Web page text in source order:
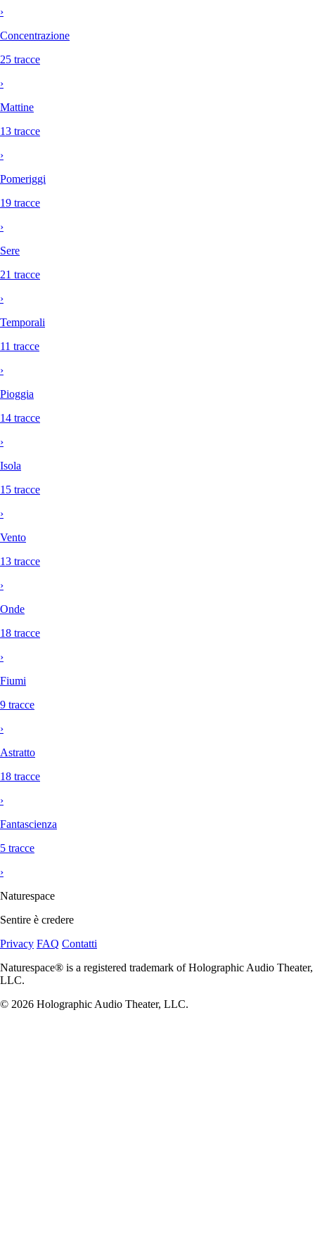
›
Concentrazione
25 tracce
›
Mattine
13 tracce
›
Pomeriggi
19 tracce
›
Sere
21 tracce
›
Temporali
11 tracce
›
Pioggia
14 tracce
›
Isola
15 tracce
›
Vento
13 tracce
›
Onde
18 tracce
›
Fiumi
9 tracce
›
Astratto
18 tracce
›
Fantascienza
5 tracce
›
Naturespace
Sentire è credere
Privacy FAQ Contatti
Naturespace® is a registered trademark of Holographic Audio Theater,
LLC.
© 2026 Holographic Audio Theater, LLC.